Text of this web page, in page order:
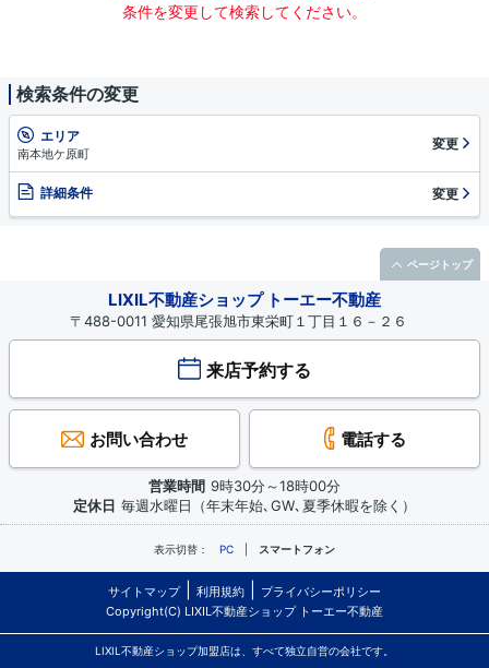
条件を変更して検索してください。
検索条件の変更
エリア
南本地ケ原町
変更
詳細条件 変更
LIXIL不動産ショップ トーエー不動産
〒488-0011 愛知県尾張旭市東栄町１丁目１６－２６
来店予約する
お問い合わせ 電話する
営業時間 9時30分～18時00分
定休日 毎週水曜日（年末年始､GW､夏季休暇を除く）
表示切替： PC スマートフォン
サイトマップ 利用規約
プライバシーポリシー
Copyright(C) LIXIL不動産ショップ トーエー不動産
LIXIL不動産ショップ加盟店は、すべて独立自営の会社です。
ページトップ